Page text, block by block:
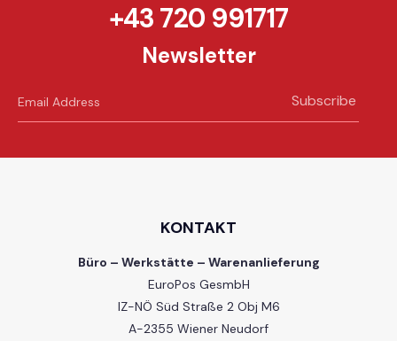
+43 720 991717
Newsletter
Subscribe
KONTAKT
Büro – Werkstätte – Warenanlieferung
EuroPos GesmbH
IZ-NÖ Süd Straße 2 Obj M6
A-2355 Wiener Neudorf